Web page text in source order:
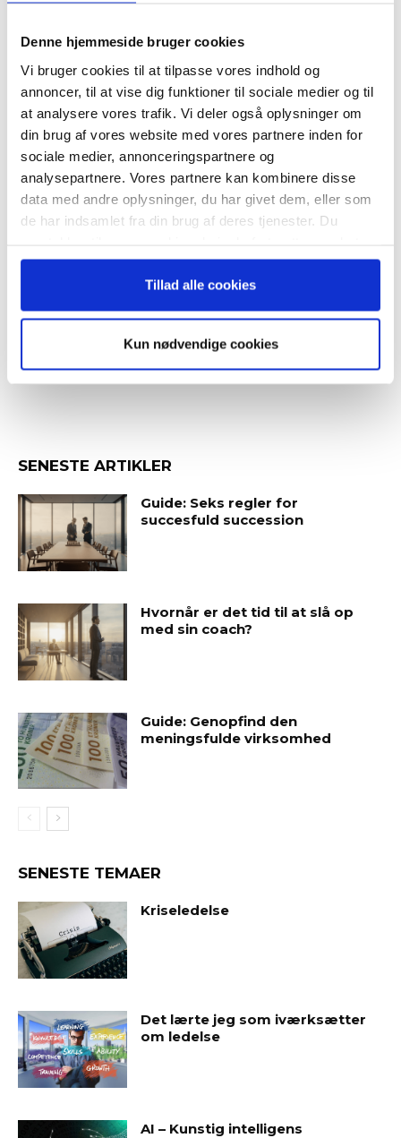
Denne hjemmeside bruger cookies
Vi bruger cookies til at tilpasse vores indhold og
annoncer, til at vise dig funktioner til sociale medier og til
at analysere vores trafik. Vi deler også oplysninger om
din brug af vores website med vores partnere inden for
sociale medier, annonceringspartnere og
analysepartnere. Vores partnere kan kombinere disse
data med andre oplysninger, du har givet dem, eller som
de har indsamlet fra din brug af deres tjenester. Du
anvende vores hjemmeside.
Tillad alle cookies
Kun nødvendige cookies
RELATEREDE ARTIKLER
Guide: Seks regler for
succesfuld succession
Hvornår er det tid til at slå op
SENESTE ARTIKLER
Guide: Seks regler for
succesfuld succession
Hvornår er det tid til at slå op
med sin coach?
Guide: Genopfind den
meningsfulde virksomhed
SENESTE TEMAER
Kriseledelse
Det lærte jeg som iværksætter
om ledelse
AI – Kunstig intelligens
Tilmeld dig vores
nyhedsbrev
– og modtag Ole Borchs bog
“Succes i en dansk bestyrelse”
Bestyrelsesguidens ugentlige nyhedsbrev samt
Tilmeld